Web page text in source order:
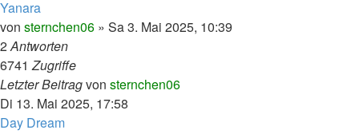
Yanara
von sternchen06 » Sa 3. Mai 2025, 10:39
2Antworten
6741Zugriffe
Letzter Beitragvon sternchen06
Di 13. Mai 2025, 17:58
Day Dream